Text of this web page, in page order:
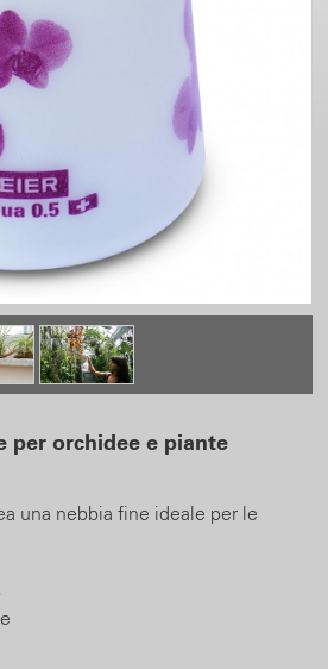
per orchidee e piante
una nebbia fine ideale per le
con filtro